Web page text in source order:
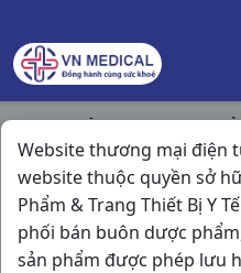
Website thương mại điện
website thuộc quyền sở
Phẩm & Trang Thiết Bị Y
phối bán buôn dược
sản phẩm được phép lưu
Trang chủ / Hóa - Mỹ
Proctogel Pd T20gr